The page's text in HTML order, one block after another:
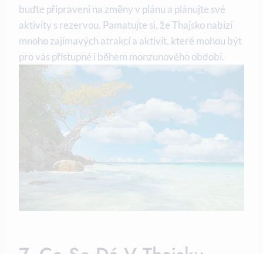
buďte připraveni na změny v plánu a plánujte své
aktivity s rezervou. Pamatujte si, že Thajsko nabízí
mnoho zajímavých atrakcí a aktivit, které mohou být
pro vás přístupné i během monzunového období.